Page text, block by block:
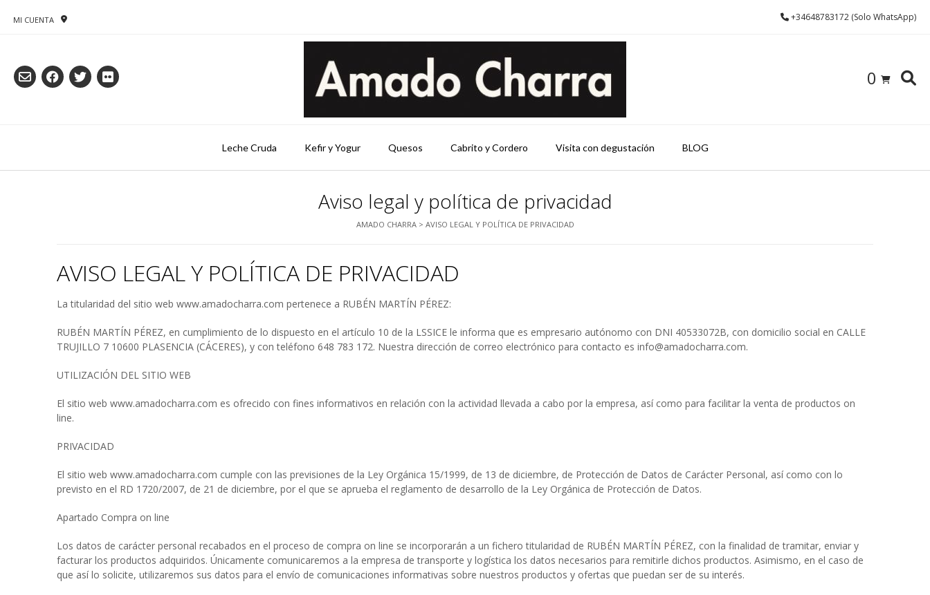
MI CUENTA +34648783172 (Solo WhatsApp)
0
Leche Cruda Kefir y Yogur Quesos Cabrito y Cordero Visita con degustación BLOG
Aviso legal y política de privacidad
AMADO CHARRA> AVISO LEGAL Y POLÍTICA DE PRIVACIDAD
AVISO LEGAL Y POLÍTICA DE PRIVACIDAD
La titularidad del sitio web www.amadocharra.com pertenece a RUBÉN MARTÍN PÉREZ:
RUBÉN MARTÍN PÉREZ, en cumplimiento de lo dispuesto en el artículo 10 de la LSSICE le informa que es empresario autónomo con DNI 40533072B, con domicilio social en CALLE
TRUJILLO 7 10600 PLASENCIA (CÁCERES), y con teléfono 648 783 172. Nuestra dirección de correo electrónico para contacto es info@amadocharra.com.
UTILIZACIÓN DEL SITIO WEB
El sitio web www.amadocharra.com es ofrecido con fines informativos en relación con la actividad llevada a cabo por la empresa, así como para facilitar la venta de productos on
line.
PRIVACIDAD
El sitio web www.amadocharra.com cumple con las previsiones de la Ley Orgánica 15/1999, de 13 de diciembre, de Protección de Datos de Carácter Personal, así como con lo
previsto en el RD 1720/2007, de 21 de diciembre, por el que se aprueba el reglamento de desarrollo de la Ley Orgánica de Protección de Datos.
Apartado Compra on line
Los datos de carácter personal recabados en el proceso de compra on line se incorporarán a un fichero titularidad de RUBÉN MARTÍN PÉREZ, con la finalidad de tramitar, enviar y
facturar los productos adquiridos. Únicamente comunicaremos a la empresa de transporte y logística los datos necesarios para remitirle dichos productos. Asimismo, en el caso de
que así lo solicite, utilizaremos sus datos para el envío de comunicaciones informativas sobre nuestros productos y ofertas que puedan ser de su interés.